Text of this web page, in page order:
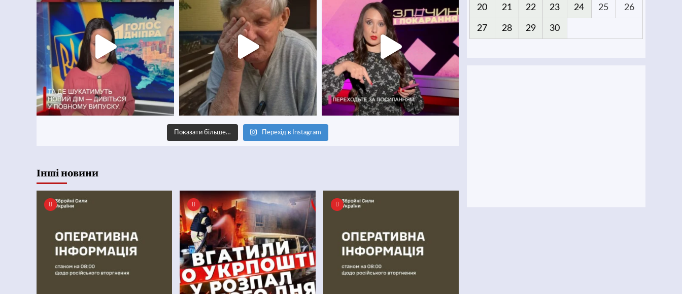
Показати більше… Перехід в Instagram
Інші новини
20 21 22 23 24 25 26
27 28 29 30